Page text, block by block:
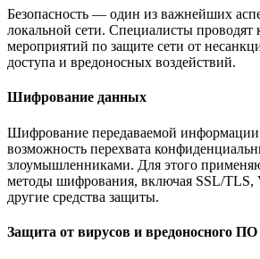
Безопасность — один из важнейших
локальной сети. Специалисты проводят
мероприятий по защите сети от
доступа и вредоносных воздействий.
Шифрование данных
Шифрование передаваемой информации
возможность перехвата
злоумышленниками. Для этого
методы шифрования, включая SSL/TLS,
другие средства защиты.
Защита от вирусов и вредоносного ПО